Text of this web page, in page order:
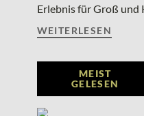
Erlebnis für Groß und
WEITERLESEN
MEIST
GELESEN